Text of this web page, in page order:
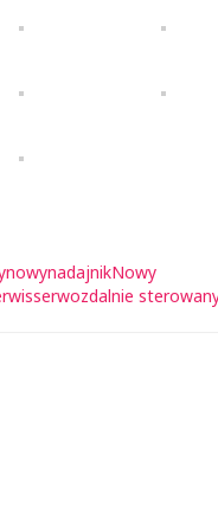
nadajnikNowy
serwozdalnie